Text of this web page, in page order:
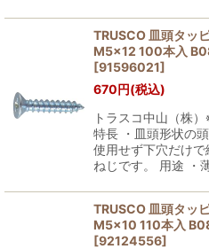
TRUSCO 皿頭タッ
M5×12 100本入
[91596021]
670円(税込)
トラスコ中山（株
特長 ・皿頭形状の
使用せず下穴だけ
ねじです。 用途 ・
TRUSCO 皿頭タッ
M5×10 110本入
[92124556]